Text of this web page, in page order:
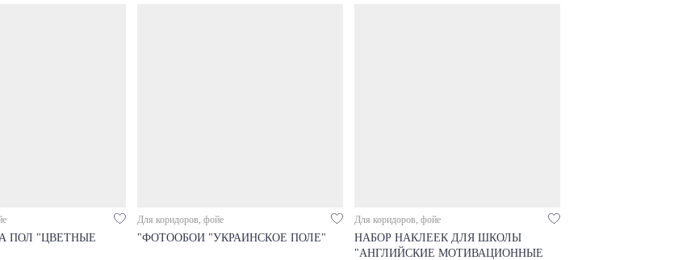
ПОЛ "ЦВЕТНЫЕ
Для коридоров, фойе
"ФОТООБОИ "УКРАИНСКОЕ ПОЛЕ"
Для коридоров, фойе
НАБОР НАКЛЕЕК ДЛЯ ШКОЛЫ
"АНГЛИЙСКИЕ МОТИВАЦИОННЫЕ